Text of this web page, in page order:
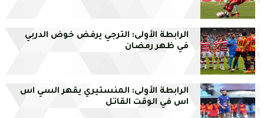
الرابطة الأولى: الترجي يرفض خوض الدربي
في ظهر رمضان
الرابطة الأولى: المنستيري يقهر السي اس
اس في الوقت القاتل